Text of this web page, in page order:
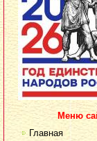
Меню
Главная